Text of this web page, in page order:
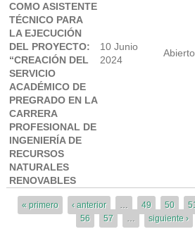
COMO ASISTENTE
TÉCNICO PARA
LA EJECUCIÓN
DEL PROYECTO:
“CREACIÓN DEL
SERVICIO
ACADÉMICO DE
PREGRADO EN LA
CARRERA
PROFESIONAL DE
INGENIERÍA DE
RECURSOS
NATURALES
RENOVABLES
10 Junio
2024
Abierto
Páginas
« primero ‹ anterior … 49 50
56
57 … siguiente ›